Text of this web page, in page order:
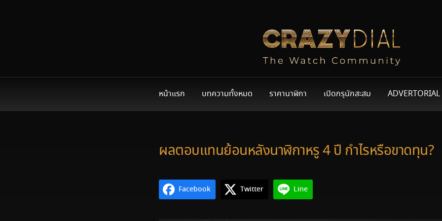
หน้าแรก บทความทั้งหมด ราคานาฬิกา เปิดกรุนักสะสม ADVERTORIAL
ผลตอบแทนย้อนหลังนาฬิกาหรู 4 ปี กำไรหรือขาดทุน?
Facebook Twitter Line